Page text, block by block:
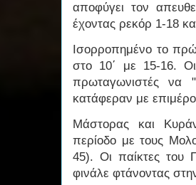
αποφύγει τον
έχοντας ρεκόρ 1-18
Ισορροπημένο το
στο 10΄ με 15-16.
πρωταγωνιστές να
κατάφεραν με
Μάστορας και
περίοδο με τους
45). Οι παίκτες του
φινάλε φτάνοντας